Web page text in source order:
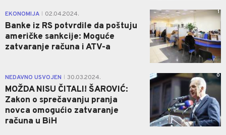
EKONOMIJA 02.04.2024.
Banke iz RS potvrdile da poštuju
američke sankcije: Moguće
zatvaranje računa i ATV-a
1
NEDAVNO USVOJEN 30.03.2024.
MOŽDA NISU ČITALI! ŠAROVIĆ:
Zakon o sprečavanju pranja
novca omogućio zatvaranje
računa u BiH
0